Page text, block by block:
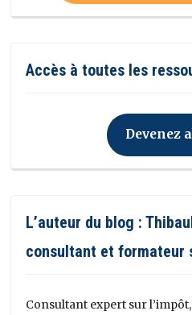
Accès à toutes les
Devenez
L’auteur du blog :
consultant et formateur
Consultant expert sur